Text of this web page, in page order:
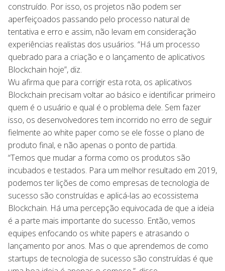
construído. Por isso, os projetos não podem ser
aperfeiçoados passando pelo processo natural de
tentativa e erro e assim, não levam em consideração
experiências realistas dos usuários. “Há um processo
quebrado para a criação e o lançamento de aplicativos
Blockchain hoje”, diz.
Wu afirma que para corrigir esta rota, os aplicativos
Blockchain precisam voltar ao básico e identificar primeiro
quem é o usuário e qual é o problema dele. Sem fazer
isso, os desenvolvedores tem incorrido no erro de seguir
fielmente ao white paper como se ele fosse o plano de
produto final, e não apenas o ponto de partida.
“Temos que mudar a forma como os produtos são
incubados e testados. Para um melhor resultado em 2019,
podemos ter lições de como empresas de tecnologia de
sucesso são construídas e aplicá-las ao ecossistema
Blockchain. Há uma percepção equivocada de que a ideia
é a parte mais importante do sucesso. Então, vemos
equipes enfocando os white papers e atrasando o
lançamento por anos. Mas o que aprendemos de como
startups de tecnologia de sucesso são construídas é que